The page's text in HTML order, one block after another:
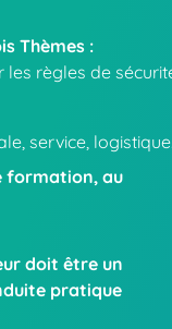
Thèmes :
règles de
service, logistique.
formation, au
doit être un
pratique